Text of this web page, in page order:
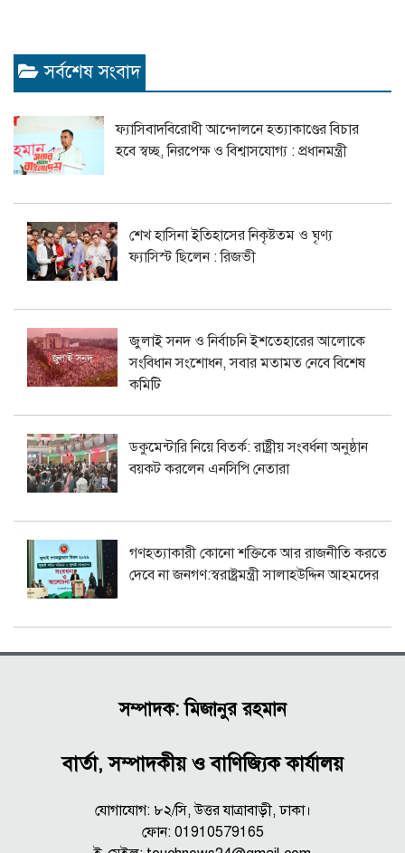
সর্বশেষ সংবাদ
ফ্যাসিবাদবিরোধী আন্দোলনে হত্যাকাণ্ডের বিচার
হবে স্বচ্ছ, নিরপেক্ষ ও বিশ্বাসযোগ্য : প্রধানমন্ত্রী
শেখ হাসিনা ইতিহাসের নিকৃষ্টতম ও ঘৃণ্য
ফ্যাসিস্ট ছিলেন : রিজভী
জুলাই সনদ ও নির্বাচনি ইশতেহারের আলোকে
সংবিধান সংশোধন, সবার মতামত নেবে বিশেষ
কমিটি
ডকুমেন্টারি নিয়ে বিতর্ক: রাষ্ট্রীয় সংবর্ধনা অনুষ্ঠান
বয়কট করলেন এনসিপি নেতারা
গণহত্যাকারী কোনো শক্তিকে আর রাজনীতি করতে
দেবে না জনগণ:স্বরাষ্ট্রমন্ত্রী সালাহউদ্দিন আহমদের
সম্পাদক: মিজানুর রহমান
বার্তা, সম্পাদকীয় ও বাণিজ্যিক কার্যালয়
যোগাযোগ: ৮২/সি, উত্তর যাত্রাবাড়ী, ঢাকা।
ফোন: 01910579165